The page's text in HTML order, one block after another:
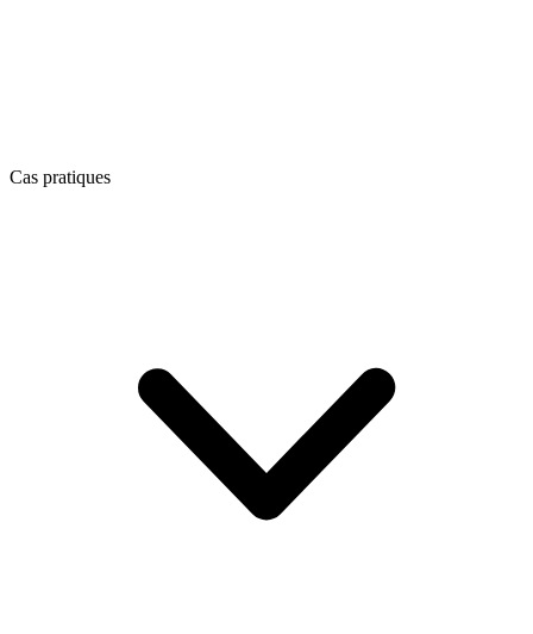
Cas pratiques